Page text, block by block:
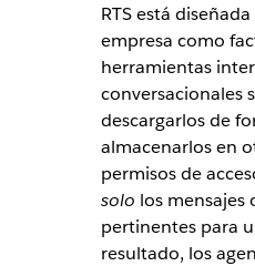
RTS está
empresa como
herramientas
conversacionales
descargarlos de
almacenarlos en
permisos de
solo los mensajes
pertinentes para
resultado, los